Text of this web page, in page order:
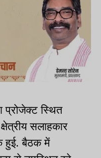
प्रोजेक्ट स्थित
सलाहकार
हुई. बैठक में